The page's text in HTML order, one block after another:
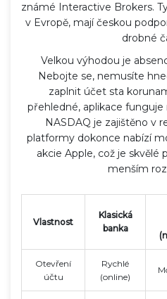
známé Interactive Brokers.
v Evropě, mají českou
drobné
Velkou výhodou je
Nebojte se, nemusíte
zaplnit účet sta
přehledné, aplikace
NASDAQ je zajištěno v
platformy dokonce nabízí
akcie Apple, což je skvělé
menším
Vlastnost
Klasická
banka
Otevření
účtu
Rychlé
(online)